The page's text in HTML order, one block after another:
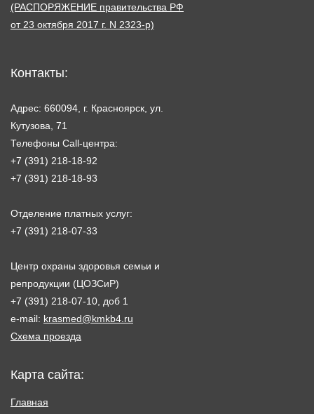
(РАСПОРЯЖЕНИЕ правительства РФ
от 23 октября 2017 г. N 2323-р)
Контакты:
Адрес: 660094, г. Красноярск, ул.
Кутузова, 71
Телефоны Call-центра:
+7 (391) 218-18-92
+7 (391) 218-18-93
Отделение платных услуг:
+7 (391) 218-07-33
Центр охраны здоровья семьи и
репродукции (ЦОЗСиР)
+7 (391) 218-07-10, доб 1
e-mail: krasmed@kmkb4.ru
Схема проезда
Карта сайта:
Главная